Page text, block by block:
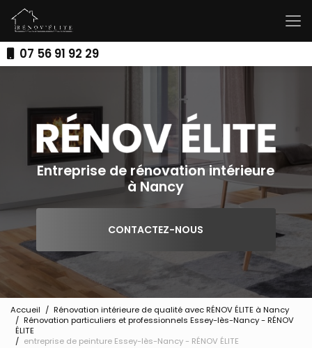
au
contenu
principal07 56 91 92 29
Entreprise de rénovation intérieure
à Nancy
CONTACTEZ-NOUS
Accueil
Rénovation intérieure de qualité avec RÉNOV ÉLITE à Nancy
Rénovation particuliers et professionnels Essey-lès-Nancy - RÉNOV
ÉLITE
entreprise de peinture Essey-lès-Nancy - RÉNOV ÉLITE